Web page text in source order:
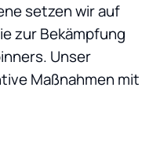
setzen wir auf
zur Bekämpfung
Unser
Maßnahmen mit